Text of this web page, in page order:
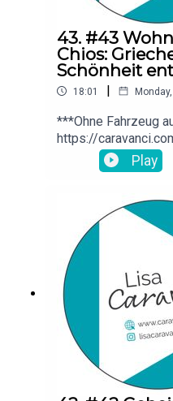
43. #43
Chios:
Schönheit
18:01 |
***Ohne Fahrzeug
https://
fahrzeug/Link zu
Taschenbuch:
Infos zu Reisen
Bewertung meines
Play